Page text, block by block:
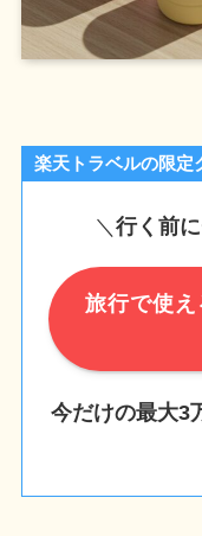
楽天トラベルの限定
＼ 行く前
旅行で使
今だけの最大3